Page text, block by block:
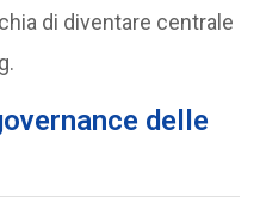
di diventare centrale
delle